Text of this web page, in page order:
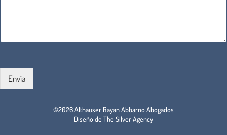
Envía
©2026 Althauser Rayan Abbarno Abogados
Diseño de The Silver Agency